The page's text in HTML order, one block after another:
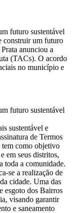
futuro sustentável
construir um futuro
anunciou a
(TACs). O acordo
no município e
futuro sustentável
sustentável e
de Termos
como objetivo
em seus distritos,
toda a comunidade.
se a realização de
cidade. Uma das
esgoto dos Bairros
visando garantir
e saneamento